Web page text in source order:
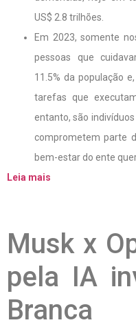
US$ 2.8 trilhões.
Em 2023, somente
pessoas que
11.5% da população
tarefas que
entanto, são
comprometem parte
bem-estar do ente
Leia mais
Musk x
pela IA
Branca